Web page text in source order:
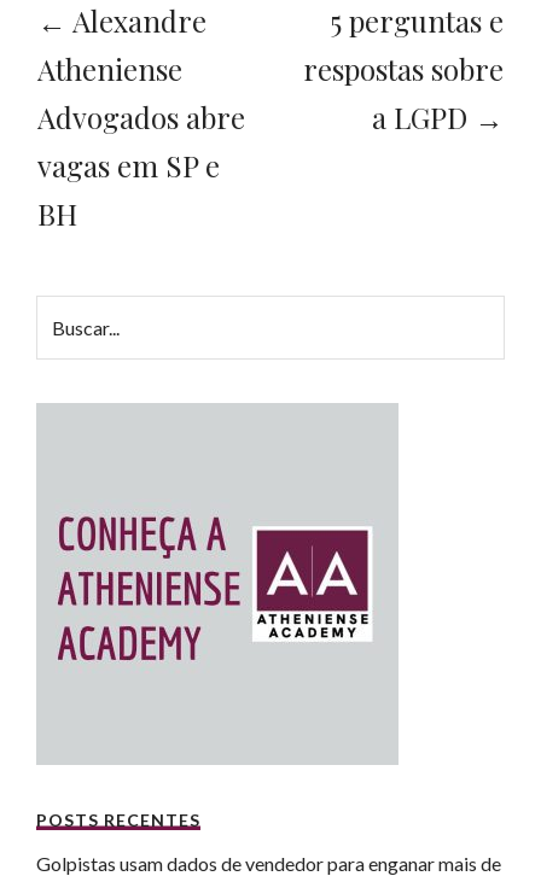
← Alexandre
Atheniense
Advogados abre
vagas em SP e
BH
5 perguntas e
respostas sobre
a LGPD →
POSTS RECENTES
Golpistas usam dados de vendedor para enganar mais de